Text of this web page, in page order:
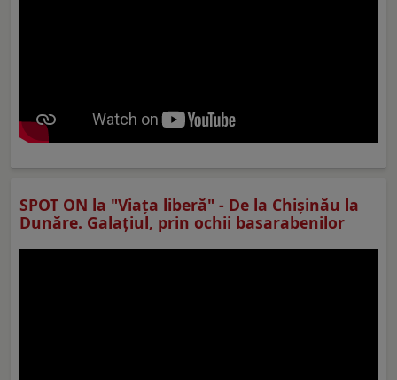
SPOT ON la "Viaţa liberă" - De la Chișinău la
Dunăre. Galațiul, prin ochii basarabenilor